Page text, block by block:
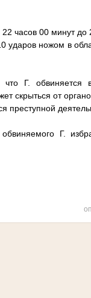
часов 00 минут до
ножом в
что Г.
скрыться от
преступной
Г.